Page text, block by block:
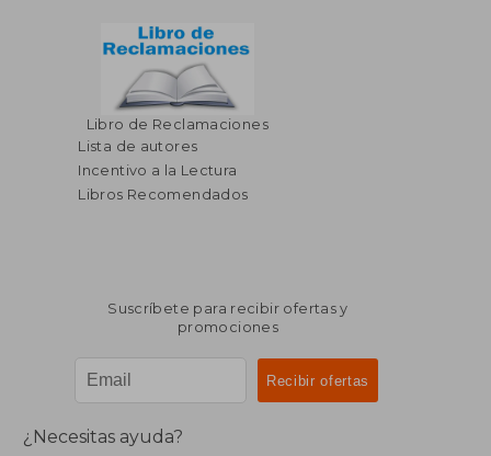
Libro de Reclamaciones
Lista de autores
Incentivo a la Lectura
Libros Recomendados
Suscríbete para recibir ofertas y
promociones
¿Necesitas ayuda?